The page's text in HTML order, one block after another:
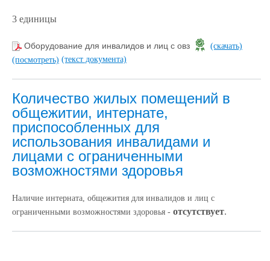
3 единицы
Оборудование для инвалидов и лиц с овз
(скачать)
(посмотреть) (текст документа)
Количество жилых помещений в
общежитии, интернате,
приспособленных для
использования инвалидами и
лицами с ограниченными
возможностями здоровья
Наличие интерната, общежития для инвалидов и лиц с
ограниченными возможностями здоровья - отсутствует.